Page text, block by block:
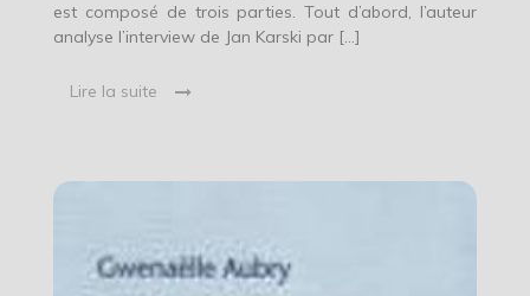
est composé de trois parties. Tout d’abord, l’auteur
analyse l’interview de Jan Karski par […]
Lire la suite